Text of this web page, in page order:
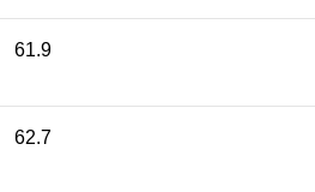
61.9
62.7